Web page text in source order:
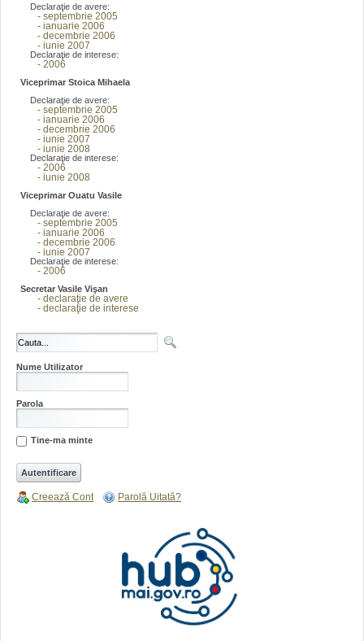
Declaraţie de avere:
- septembrie 2005
- ianuarie 2006
- decembrie 2006
- iunie 2007
Declaraţie de interese:
- 2006
Viceprimar Stoica Mihaela
Declaraţie de avere:
- septembrie 2005
- ianuarie 2006
- decembrie 2006
- iunie 2007
- iunie 2008
Declaraţie de interese:
- 2006
- iunie 2008
Viceprimar Ouatu Vasile
Declaraţie de avere:
- septembrie 2005
- ianuarie 2006
- decembrie 2006
- iunie 2007
Declaraţie de interese:
- 2006
Secretar Vasile Vişan
- declaraţie de avere
- declaraţie de interese
Nume Utilizator
Parola
Tine-ma minte
Creează Cont Parolă Uitată?